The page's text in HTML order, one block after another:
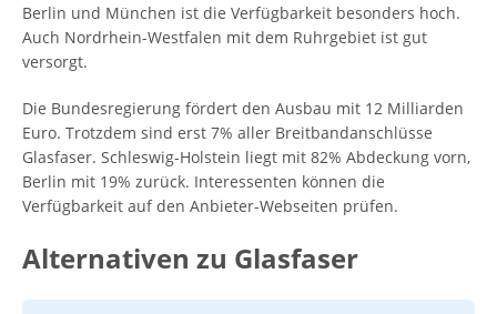
Berlin und München ist die Verfügbarkeit besonders hoch.
Auch Nordrhein-Westfalen mit dem Ruhrgebiet ist gut
versorgt.
Die Bundesregierung fördert den Ausbau mit 12 Milliarden
Euro. Trotzdem sind erst 7% aller Breitbandanschlüsse
Glasfaser. Schleswig-Holstein liegt mit 82% Abdeckung vorn,
Berlin mit 19% zurück. Interessenten können die
Verfügbarkeit auf den Anbieter-Webseiten prüfen.
Alternativen zu Glasfaser